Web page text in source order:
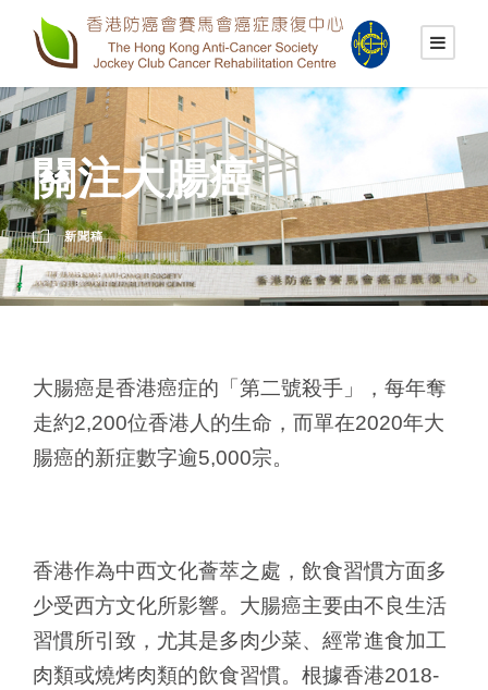
關注大腸癌
新聞稿
大腸癌是香港癌症的「第二號殺手」，每年奪
走約2,200位香港人的生命，而單在2020年大
腸癌的新症數字逾5,000宗。
香港作為中西文化薈萃之處，飲食習慣方面多
少受西方文化所影響。大腸癌主要由不良生活
習慣所引致，尤其是多肉少菜、經常進食加工
肉類或燒烤肉類的飲食習慣。根據香港2018-